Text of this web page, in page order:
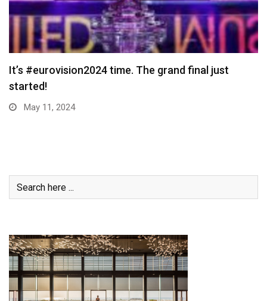
It’s #eurovision2024 time. The grand final just
started!
May 11, 2024